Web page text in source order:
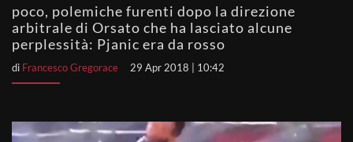
poco, polemiche furenti dopo la direzione
arbitrale di Orsato che ha lasciato alcune
perplessità: Pjanic era da rosso
di Francesco Gregorace 29 Apr 2018 | 10:42